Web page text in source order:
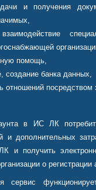
и получения
помощь,
создание банка данных,
отношений посредством
в ИС ЛК
и дополнительных
и получить
о регистрации
сервис